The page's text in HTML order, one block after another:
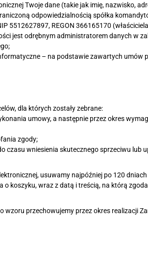
Twoje dane (takie jak imię, nazwisko,
odpowiedzialnością spółka
5512627897, REGON 366165170
jest odrębnym administratorem danych w
– na podstawie zawartych umów
dla których zostały zebrane:
umowy, a następnie przez okres
zgody;
wniesienia skutecznego sprzeciwu lub
usuwamy najpóźniej po 120
koszyku, wraz z datą i treścią, na którą
wzoru przechowujemy przez okres realizacji